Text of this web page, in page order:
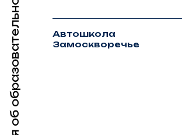
Автошкола
Замоскворечье